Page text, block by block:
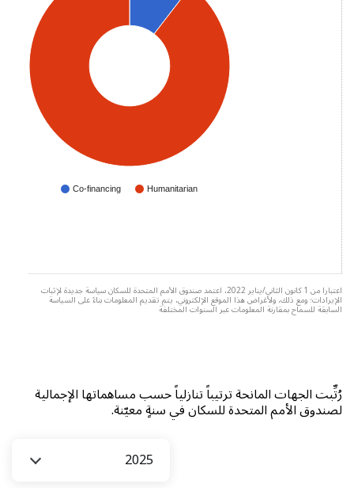
Co-financing Humanitarian
اعتبارا من 1 كانون الثاني/يناير 2022، اعتمد صندوق الأمم المتحدة للسكان سياسة جديدة لإثبات
الإيرادات؛ ومع ذلك، ولأغراض هذا الموقع الإلكتروني، يتم تقديم المعلومات بناءً على السياسة
السابقة للسماح بمقارنة المعلومات عبر السنوات المختلفة
رُتِّبت الجهات المانحة ترتيباً تنازلياً حسب مساهماتها الإجمالية
لصندوق الأمم المتحدة للسكان في سنةٍ معيّنة.
2025